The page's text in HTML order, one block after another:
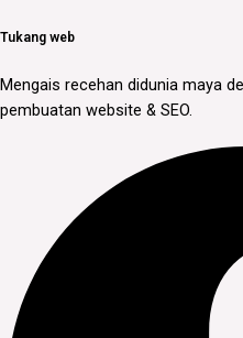
Tukang web
Mengais recehan didunia maya
pembuatan website & SEO.